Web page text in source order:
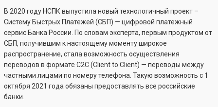
В 2020 году НСПК выпустила новый технологичный проект –
Систему Быстрых Платежей (СБП) — цифровой платежный
сервис Банка России. По словам эксперта, первым продуктом от
СБП, получившим к настоящему моменту широкое
распространение, стала возможность осуществления
переводов в формате С2С (Client to Client) — переводы между
частными лицами по номеру телефона. Такую возможность с 1
октября 2021 года обязаны предоставлять все российские
банки.